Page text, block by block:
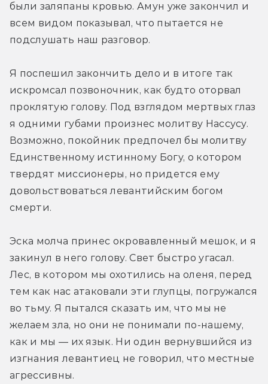
были заляпаны кровью. Амун уже закончил и
всем видом показывал, что пытается не
подслушать наш разговор.
Я поспешил закончить дело и в итоге так
искромсал позвоночник, как будто оторвал
проклятую голову. Под взглядом мертвых глаз
я одними губами произнес молитву Нассусу.
Возможно, покойник предпочел бы молитву
Единственному истинному Богу, о котором
твердят миссионеры, но придется ему
довольствоваться левантийским богом
смерти.
Эска молча принес окровавленный мешок, и я
закинул в него голову. Свет быстро угасал.
Лес, в котором мы охотились на оленя, перед
тем как нас атаковали эти глупцы, погружался
во тьму. Я пытался сказать им, что мы не
желаем зла, но они не понимали по-нашему,
как и мы — их язык. Ни один вернувшийся из
изгнания левантиец не говорил, что местные
агрессивны.